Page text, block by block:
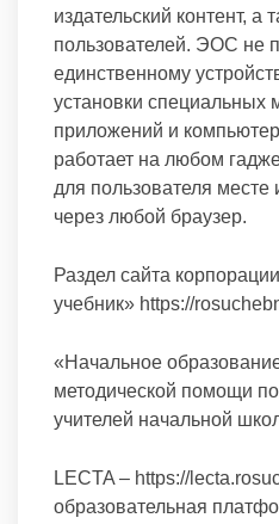
издательский контент, а
пользователей. ЭОС не
единственному
установки специальных
приложений и
работает на любом
для пользователя
через любой браузер.
Раздел сайта
учебник» https://
«Начальное
методической помощи
учителей начальной
LECTA – https://
образовательная